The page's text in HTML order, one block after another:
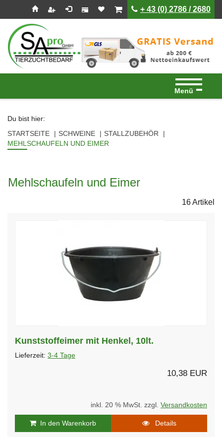
Seitenebreiche:
ist leerist leer+ 43 (0) 2786 / 2680
Menü
Du bist hier:
STARTSEITE
SCHWEINE
STALLZUBEHÖR
MEHLSCHAUFELN UND EIMER
Mehlschaufeln und Eimer
16 Artikel
Kunststoffeimer mit Henkel, 10lt.
Lieferzeit: 3-4 Tage
10,38 EUR
inkl. 20 % MwSt. zzgl. Versandkosten
In den Warenkorb Details